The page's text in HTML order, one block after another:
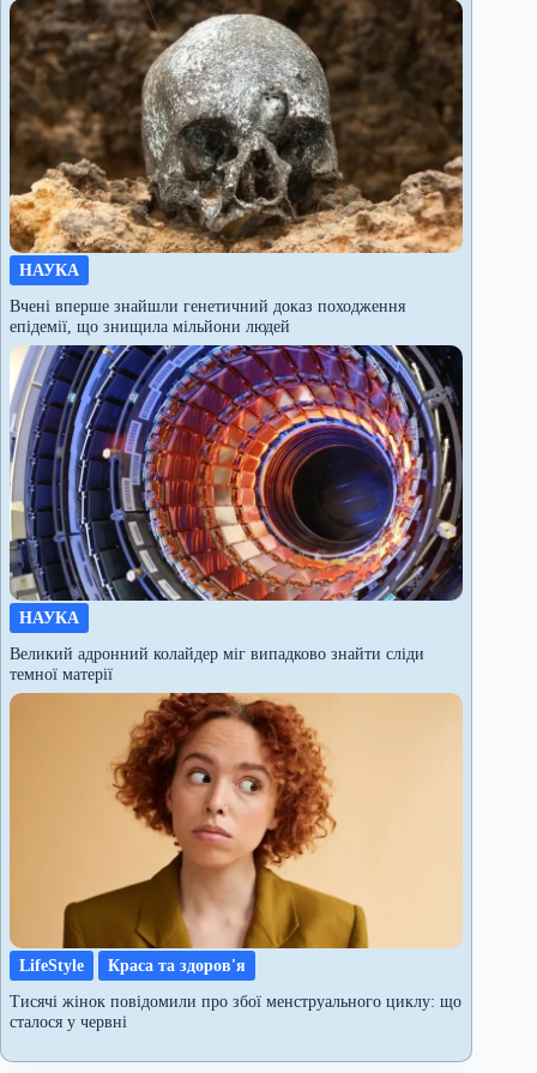
НАУКА
Вчені вперше знайшли генетичний доказ походження
епідемії, що знищила мільйони людей
НАУКА
Великий адронний колайдер міг випадково знайти сліди
темної матерії
LifeStyle
Краса та здоров'я
Тисячі жінок повідомили про збої менструального циклу: що
сталося у червні